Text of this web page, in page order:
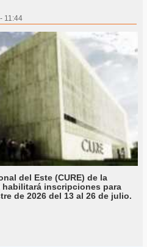
11:44
del Este (CURE) de la
inscripciones para
de 2026 del 13 al 26 de julio.